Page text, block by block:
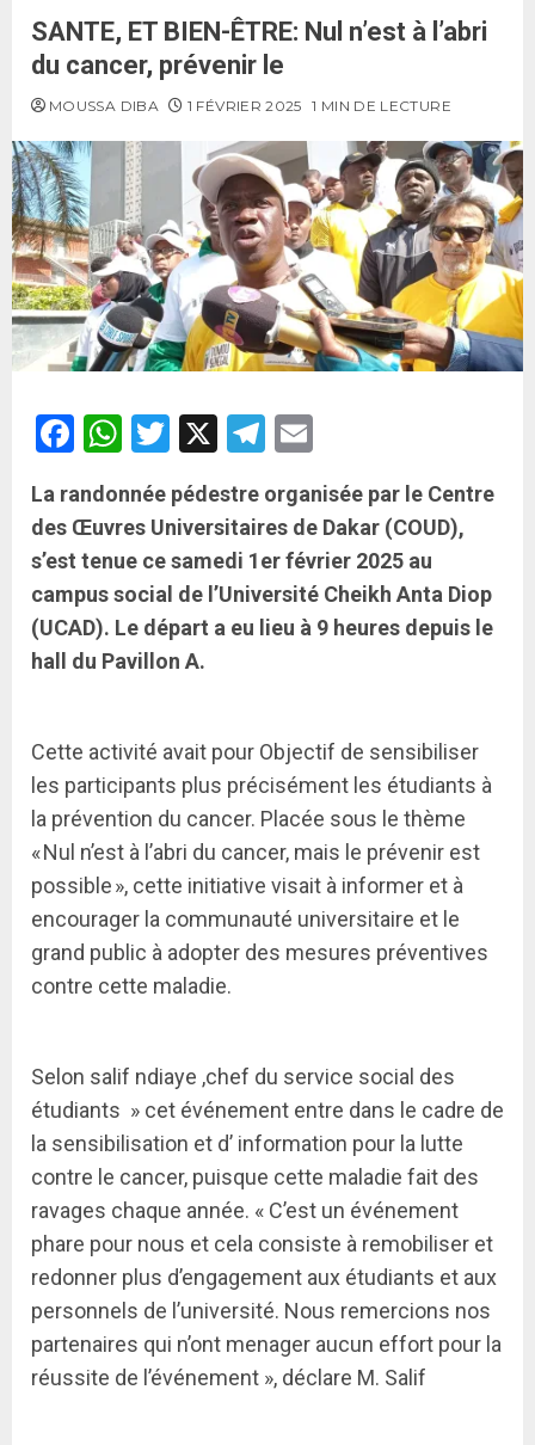
SANTE, ET BIEN-ÊTRE: Nul n’est à l’abri
du cancer, prévenir le
MOUSSA DIBA 1 FÉVRIER 2025 1 MIN DE LECTURE
Facebook
WhatsApp
Twitter
X Telegram
La randonnée pédestre organisée par le Centre
des Œuvres Universitaires de Dakar (COUD),
s’est tenue ce samedi 1er février 2025 au
campus social de l’Université Cheikh Anta Diop
(UCAD). Le départ a eu lieu à 9 heures depuis le
hall du Pavillon A.
Cette activité avait pour Objectif de sensibiliser
les participants plus précisément les étudiants à
la prévention du cancer. Placée sous le thème
« Nul n’est à l’abri du cancer, mais le prévenir est
possible », cette initiative visait à informer et à
encourager la communauté universitaire et le
grand public à adopter des mesures préventives
contre cette maladie.
Selon salif ndiaye ,chef du service social des
étudiants » cet événement entre dans le cadre de
la sensibilisation et d’ information pour la lutte
contre le cancer, puisque cette maladie fait des
ravages chaque année. « C’est un événement
phare pour nous et cela consiste à remobiliser et
redonner plus d’engagement aux étudiants et aux
personnels de l’université. Nous remercions nos
partenaires qui n’ont menager aucun effort pour la
réussite de l’événement », déclare M. Salif